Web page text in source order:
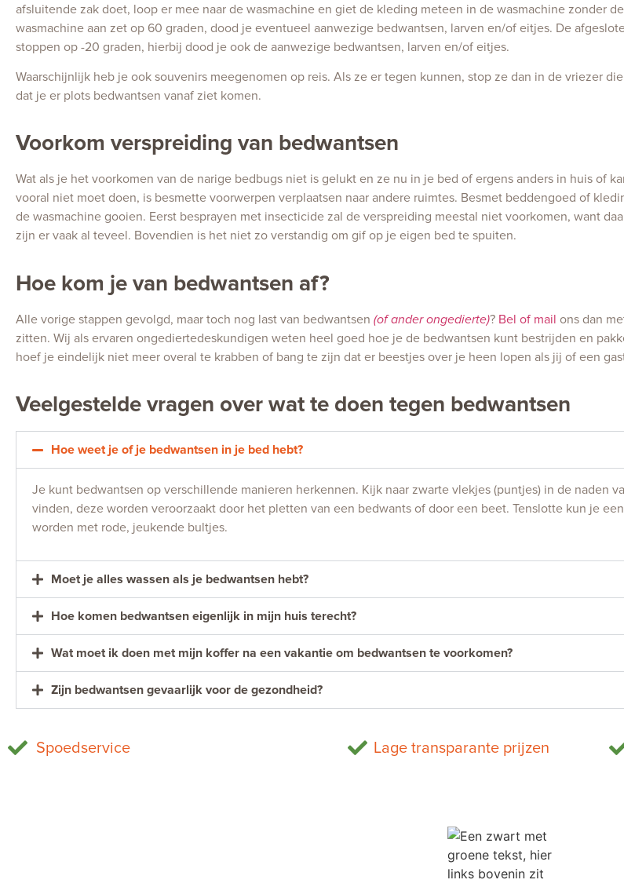
afsluitende zak doet, loop er mee naar de wasmachine en giet de kleding meteen in de wasmachine zonder
wasmachine aan zet op 60 graden, dood je eventueel aanwezige bedwantsen, larven en/of eitjes. De
stoppen op -20 graden, hierbij dood je ook de aanwezige bedwantsen, larven en/of eitjes.
Waarschijnlijk heb je ook souvenirs meegenomen op reis. Als ze er tegen kunnen, stop ze dan in de vriezer
dat je er plots bedwantsen vanaf ziet komen.
Voorkom verspreiding van bedwantsen
Wat als je het voorkomen van de narige bedbugs niet is gelukt en ze nu in je bed of ergens anders in huis of
vooral niet moet doen, is besmette voorwerpen verplaatsen naar andere ruimtes. Besmet beddengoed of
de wasmachine gooien. Eerst besprayen met insecticide zal de verspreiding meestal niet voorkomen, want
zijn er vaak al teveel. Bovendien is het niet zo verstandig om gif op je eigen bed te spuiten.
Hoe kom je van bedwantsen af?
Alle vorige stappen gevolgd, maar toch nog last van bedwantsen (of ander ongedierte)? Bel of mail ons dan
zitten. Wij als ervaren ongediertedeskundigen weten heel goed hoe je de bedwantsen kunt bestrijden en
hoef je eindelijk niet meer overal te krabben of bang te zijn dat er beestjes over je heen lopen als jij of een
Veelgestelde vragen over wat te doen tegen bedwantsen
Hoe weet je of je bedwantsen in je bed hebt?
Je kunt bedwantsen op verschillende manieren herkennen. Kijk naar zwarte vlekjes (puntjes) in de naden
vinden, deze worden veroorzaakt door het pletten van een bedwants of door een beet. Tenslotte kun je
worden met rode, jeukende bultjes.
Moet je alles wassen als je bedwantsen hebt?
Hoe komen bedwantsen eigenlijk in mijn huis terecht?
Wat moet ik doen met mijn koffer na een vakantie om bedwantsen te voorkomen?
Zijn bedwantsen gevaarlijk voor de gezondheid?
Spoedservice Lage transparante prijzen